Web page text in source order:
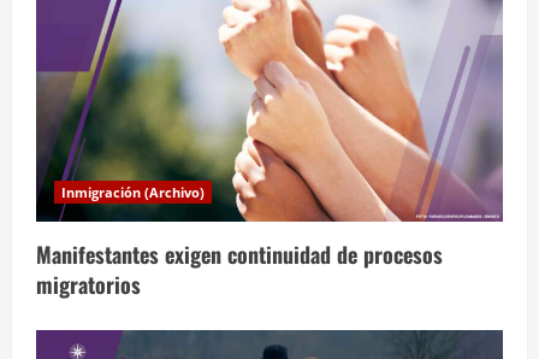
ó
n
d
e
e
n
Inmigración (Archivo)
Manifestantes exigen continuidad de procesos
migratorios